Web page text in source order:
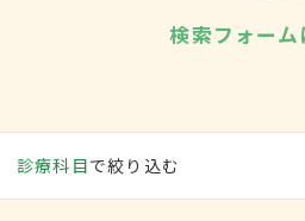
検索フォーム
診療科目で絞り込む